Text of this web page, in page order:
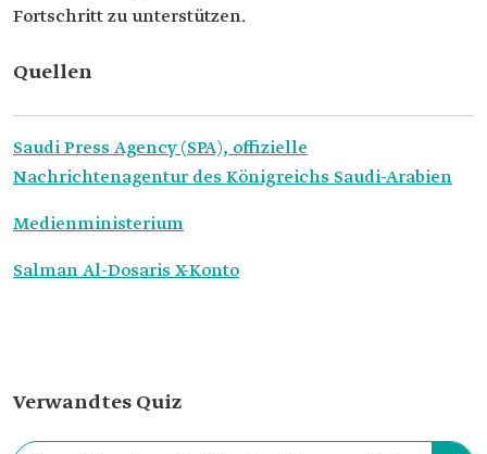
Fortschritt zu unterstützen.
Quellen
Saudi Press Agency (SPA), offizielle
Nachrichtenagentur des Königreichs Saudi-Arabien
Medienministerium
Salman Al-Dosaris X-Konto
Verwandtes Quiz